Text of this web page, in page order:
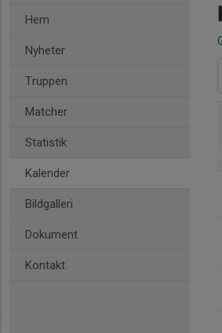
Hem
Nyheter
Truppen
Matcher
Statistik
Kalender
Bildgalleri
Dokument
Kontakt